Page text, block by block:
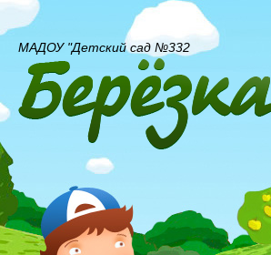
МАДОУ "Детский сад №332